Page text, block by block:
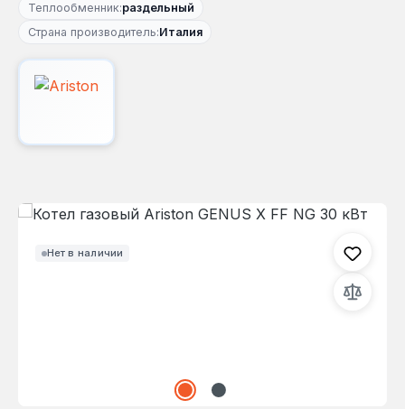
Теплообменник:раздельный
Страна производитель:Италия
Нет в наличии
Пропустить галерею изображений